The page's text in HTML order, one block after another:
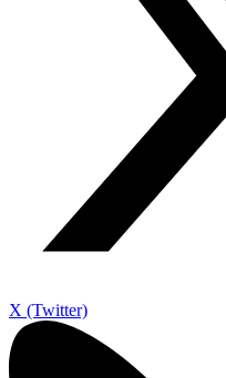
X (Twitter)